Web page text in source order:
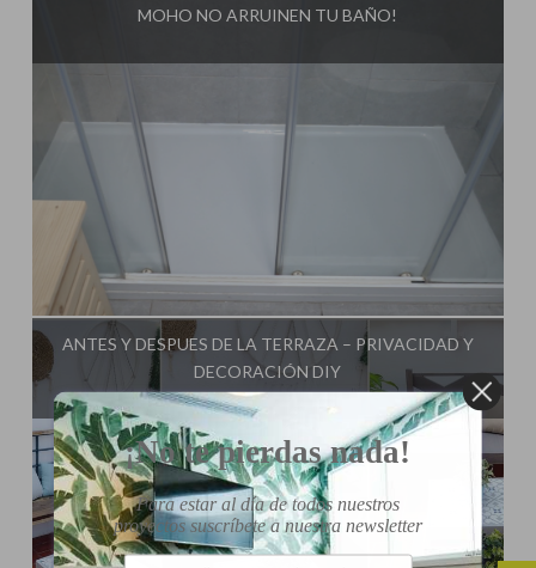
MOHO NO ARRUINEN TU BAÑO!
Influencer:Bricoydeco Mujermanitas
ANTES Y DESPUES DE LA TERRAZA – PRIVACIDAD Y
DECORACIÓN DIY
¡No te pierdas nada!
Para estar al día de todos nuestros
proyectos suscríbete a nuestra newsletter